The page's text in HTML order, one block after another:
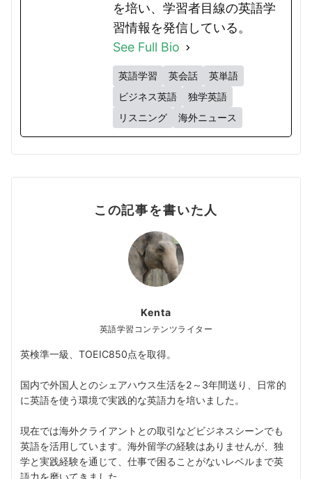
を培い、学習者目線の英語学
習情報を発信している。
See Full Bio
英語学習 英会話
英単語
ビジネス英語
独学英語
リスニング
海外ニュース
この記事を書いた人
Kenta
英語学習コンテンツライター
英検準一級、TOEIC850点を取得。
国内で外国人とのシェアハウス生活を2～3年間送り、日常的
に英語を使う環境で実践的な英語力を培いました。
現在では海外クライアントとの取引などビジネスシーンでも
英語を活用しています。海外留学の経験はありませんが、独
学と実践経験を通じて、仕事で困ることがないレベルまで英